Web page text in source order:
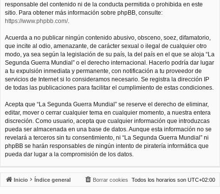
responsable del contenido ni de la conducta permitida o prohibida en este
sitio. Para obtener más información sobre phpBB, consulte:
https://www.phpbb.com/.
Acuerda a no publicar ningún contenido abusivo, obsceno, soez, difamatorio,
que incite al odio, amenazante, de carácter sexual o ilegal de cualquier otro
modo, ya sea según la legislación de su país, la del país en el que se aloja “La
Segunda Guerra Mundial” o el derecho internacional. Hacerlo podría dar lugar
a tu expulsión inmediata y permanente, con notificación a tu proveedor de
servicios de Internet si lo consideramos necesario. Se registra la dirección IP
de todas las publicaciones para facilitar el cumplimiento de estas condiciones.
Acepta que “La Segunda Guerra Mundial” se reserve el derecho de eliminar,
editar, mover o cerrar cualquier tema en cualquier momento, a nuestra entera
discreción. Como usuario, acepta que cualquier información que introduzcas
pueda ser almacenada en una base de datos. Aunque esta información no se
revelará a terceros sin tu consentimiento, ni “La Segunda Guerra Mundial” ni
phpBB se harán responsables de ningún intento de piratería informática que
pueda dar lugar a la compromisión de los datos.
Inicio Índice general Todos los horarios son UTC+02:00
Borrar cookies